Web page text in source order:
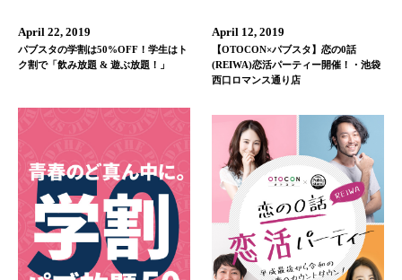
April 22, 2019
パブスタの学割は50%OFF！学生はト
ク割で「飲み放題 & 遊ぶ放題！」
April 12, 2019
【OTOCON×パブスタ】恋の0話
(REIWA)恋活パーティー開催！・池袋
西口ロマンス通り店